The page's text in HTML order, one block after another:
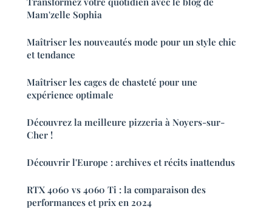
Mam'zelle Sophia
Maîtriser les nouveautés mode pour un style chic
et tendance
Maîtriser les cages de chasteté pour une
expérience optimale
Découvrez la meilleure pizzeria à Noyers-sur-
Cher !
Découvrir l'Europe : archives et récits inattendus
RTX 4060 vs 4060 Ti : la comparaison des
performances et prix en 2024